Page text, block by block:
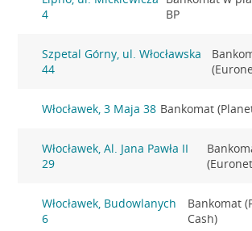
4
BP
Szpetal Górny, ul. Włocławska
44
Włocławek, 3 Maja 38 Bankomat
Włocławek, Al. Jana Pawła II
29
Włocławek, Budowlanych
6
Bankomat
Cash)